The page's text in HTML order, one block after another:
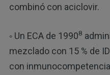
combinó con aciclovir.
◦ Un ECA de 19908
mezclado con 15 % de
con